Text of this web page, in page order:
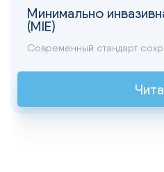
Минимально
(MIE)
Современный стандарт